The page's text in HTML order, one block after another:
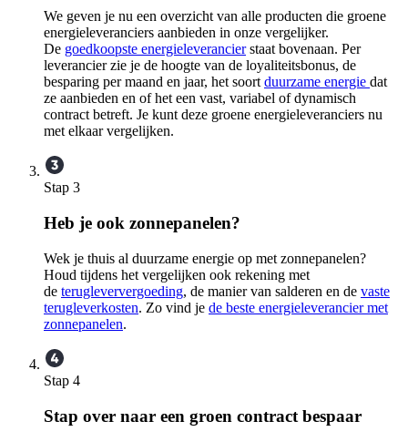
We geven je nu een overzicht van alle producten die groene
energieleveranciers aanbieden in onze vergelijker.
De goedkoopste energieleverancierstaat bovenaan. Per
leverancier zie je de hoogte van de loyaliteitsbonus, de
besparing per maand en jaar, het soortduurzame energie dat
ze aanbieden en of het een vast, variabel of dynamisch
contract betreft. Je kunt deze groene energieleveranciers nu
met elkaar vergelijken.
Stap 3
Heb je ook zonnepanelen?
Wek je thuis al duurzame energie op met zonnepanelen?
Houd tijdens het vergelijken ook rekening met
de terugleververgoeding, de manier van salderen en de vaste
terugleverkosten. Zo vind je de beste energieleverancier met
zonnepanelen.
Stap 4
Stap over naar een groen contract bespaar